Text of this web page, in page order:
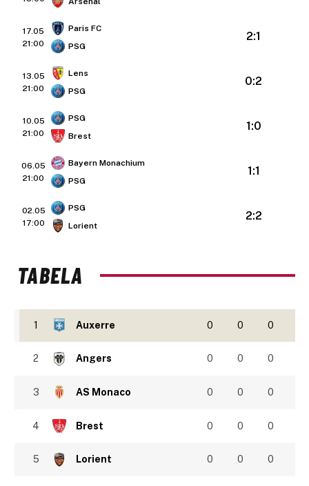
17.05
21:00
Paris FC
PSG
2:1
13.05
21:00
Lens
PSG
0:2
10.05
21:00
PSG
Brest
1:0
06.05
21:00
Bayern Monachium
PSG
1:1
02.05
17:00
PSG
Lorient
2:2
TABELA
1 Auxerre 0 0 0
2 Angers 0 0 0
3 AS Monaco 0 0 0
4 Brest 0 0 0
5 Lorient 0 0 0